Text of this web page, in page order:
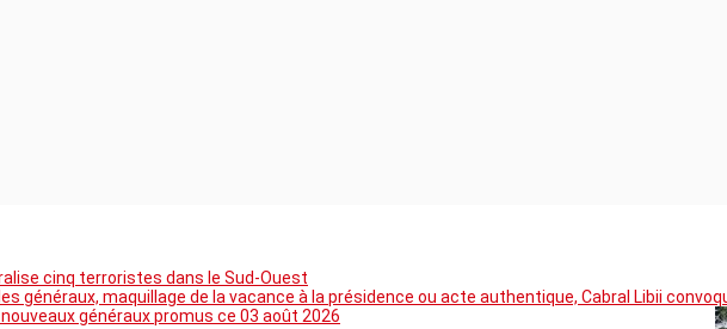
cinq terroristes dans le Sud-Ouest
généraux, maquillage de la vacance à la présidence ou acte authentique, Cabral Libii
généraux promus ce 03 août 2026